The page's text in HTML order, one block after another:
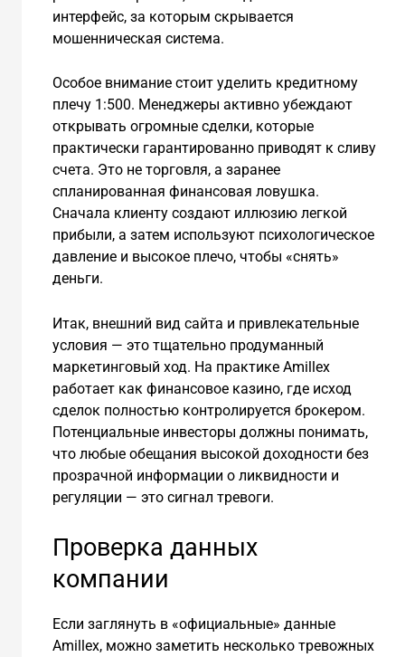
интерфейс, за которым скрывается
мошенническая система.
Особое внимание стоит уделить кредитному
плечу 1:500. Менеджеры активно убеждают
открывать огромные сделки, которые
практически гарантированно приводят к сливу
счета. Это не торговля, а заранее
спланированная финансовая ловушка.
Сначала клиенту создают иллюзию легкой
прибыли, а затем используют психологическое
давление и высокое плечо, чтобы «снять»
деньги.
Итак, внешний вид сайта и привлекательные
условия — это тщательно продуманный
маркетинговый ход. На практике Amillex
работает как финансовое казино, где исход
сделок полностью контролируется брокером.
Потенциальные инвесторы должны понимать,
что любые обещания высокой доходности без
прозрачной информации о ликвидности и
регуляции — это сигнал тревоги.
Проверка данных
компании
Если заглянуть в «официальные» данные
Amillex, можно заметить несколько тревожных